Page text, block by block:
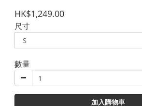
HK$1,249.00
尺寸
數量
加入購物車